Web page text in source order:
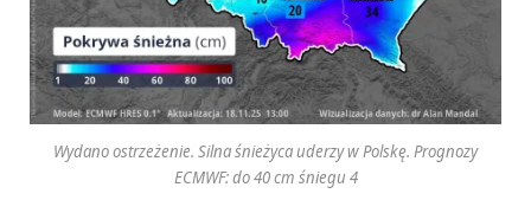
Wydano ostrzeżenie. Silna śnieżyca uderzy w Polskę. Prognozy
ECMWF: do 40 cm śniegu 4